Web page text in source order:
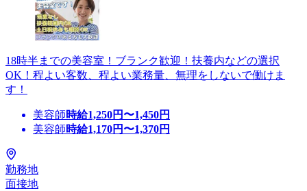
18時半までの美容室！ブランク歓迎！扶養内などの選択
OK！程よい客数、程よい業務量、無理をしないで働けま
す！
美容師時給1,250円〜1,450円
美容師時給1,170円〜1,370円
勤務地
面接地